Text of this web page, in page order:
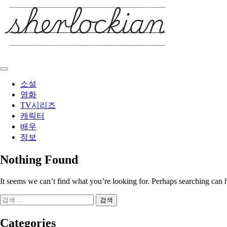
content
소설
영화
TV시리즈
캐릭터
배우
정보
Nothing Found
It seems we can’t find what you’re looking for. Perhaps searching can
검
Categories